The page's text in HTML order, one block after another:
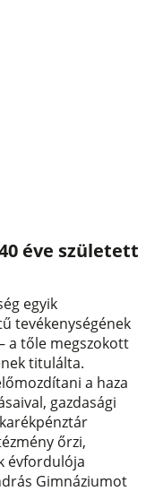
éve született
egyik
tevékenységének
a tőle megszokott
titulálta.
a haza
gazdasági
őrzi,
évfordulója
Gimnáziumot